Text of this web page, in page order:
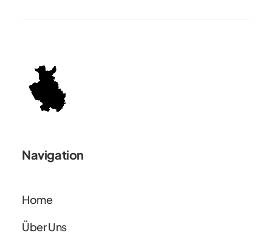
Navigation
Home
Über Uns